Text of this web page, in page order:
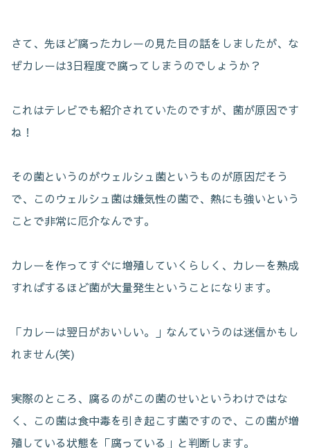
さて、先ほど腐ったカレーの見た目の話をしましたが、な
ぜカレーは3日程度で腐ってしまうのでしょうか？
これはテレビでも紹介されていたのですが、菌が原因です
ね！
その菌というのがウェルシュ菌というものが原因だそう
で、このウェルシュ菌は嫌気性の菌で、熱にも強いという
ことで非常に厄介なんです。
カレーを作ってすぐに増殖していくらしく、カレーを熟成
すればするほど菌が大量発生ということになります。
「カレーは翌日がおいしい。」なんていうのは迷信かもし
れません(笑)
実際のところ、腐るのがこの菌のせいというわけではな
く、この菌は食中毒を引き起こす菌ですので、この菌が増
殖している状態を「腐っている」と判断します。